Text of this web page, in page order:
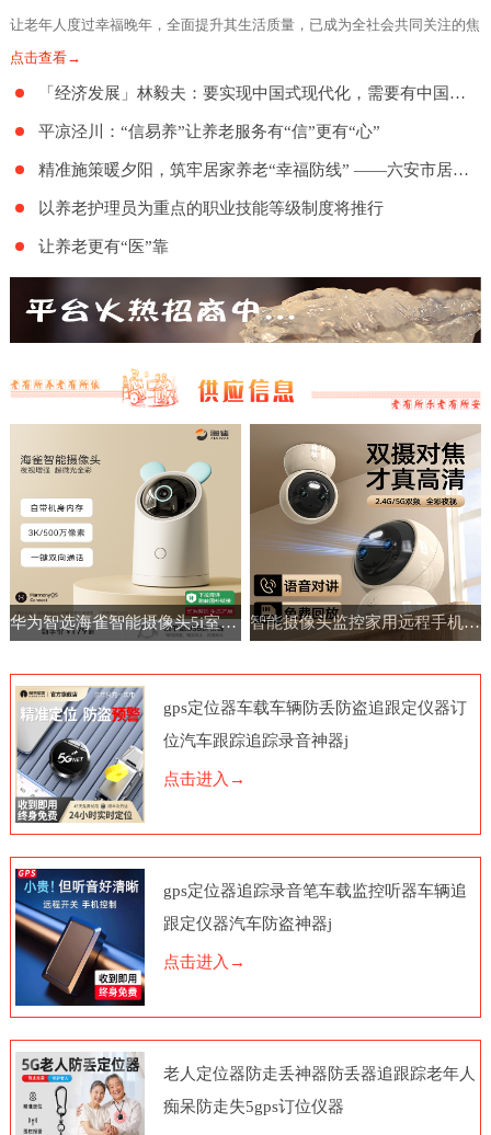
让老年人度过幸福晚年，全面提升其生活质量，已成为全社会共同关注的焦
点。日前，民政部、人力资源社会
点击查看→
「经济发展」林毅夫：要实现中国式现代化，需要有中国特色的养老制度
平凉泾川：“信易养”让养老服务有“信”更有“心”
精准施策暖夕阳，筑牢居家养老“幸福防线” ——六安市居家和社区基本养老服务提升行动项目舒城地区的全面实施
以养老护理员为重点的职业技能等级制度将推行
让养老更有“医”靠
华为智选海雀智能摄像头5i室内家用手机远程360°无线监控摄像机 智能摄像头监控家用远程手机带语音360度高清夜视室内无线免插电
gps定位器车载车辆防丢防盗追跟定仪器订
位汽车跟踪追踪录音神器j
点击进入→
gps定位器追踪录音笔车载监控听器车辆追
跟定仪器汽车防盗神器j
点击进入→
老人定位器防走丢神器防丢器追跟踪老年人
痴呆防走失5gps订位仪器